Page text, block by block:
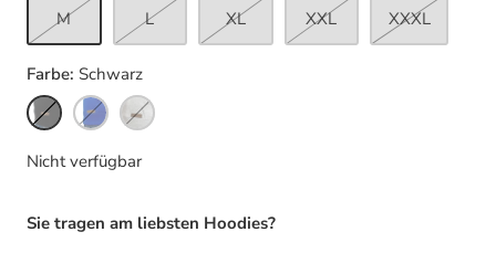
M L XL XXL XXXL
Farbe Schwarz
SchwarzKobaltblau
Grau
Nicht verfügbar
Sie tragen am liebsten Hoodies?